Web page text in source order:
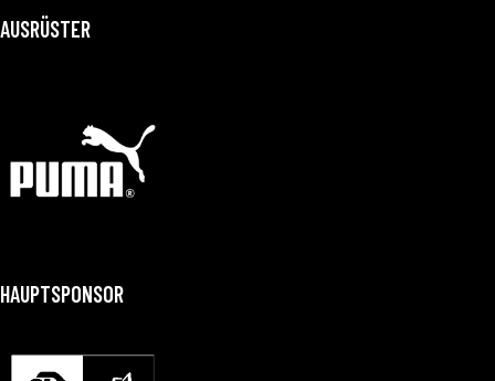
AUSRÜSTER
HAUPTSPONSOR